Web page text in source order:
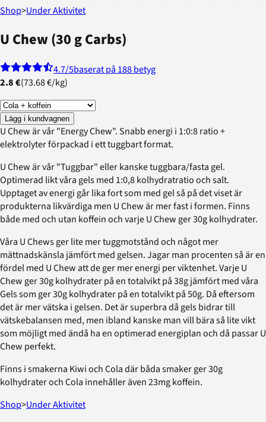
Shop>Under Aktivitet
U Chew (30 g Carbs)
4.7/5baserat på 188 betyg
2.8 €(73.68 €/kg)
Lägg i kundvagnen
U Chew är vår "Energy Chew". Snabb energi i 1:0:8 ratio +
elektrolyter förpackad i ett tuggbart format.
U Chew är vår "Tuggbar" eller kanske tuggbara/fasta gel.
Optimerad likt våra gels med 1:0,8 kolhydratratio och salt.
Upptaget av energi går lika fort som med gel så på det viset är
produkterna likvärdiga men U Chew är mer fast i formen. Finns
både med och utan koffein och varje U Chew ger 30g kolhydrater.
Våra U Chews ger lite mer tuggmotstånd och något mer
mättnadskänsla jämfört med gelsen. Jagar man procenten så är en
fördel med U Chew att de ger mer energi per viktenhet. Varje U
Chew ger 30g kolhydrater på en totalvikt på 38g jämfört med våra
Gels som ger 30g kolhydrater på en totalvikt på 50g. Då eftersom
det är mer vätska i gelsen. Det är superbra då gels bidrar till
vätskebalansen med, men ibland kanske man vill bära så lite vikt
som möjligt med ändå ha en optimerad energiplan och då passar U
Chew perfekt.
Finns i smakerna Kiwi och Cola där båda smaker ger 30g
kolhydrater och Cola innehåller även 23mg koffein.
Shop>Under Aktivitet